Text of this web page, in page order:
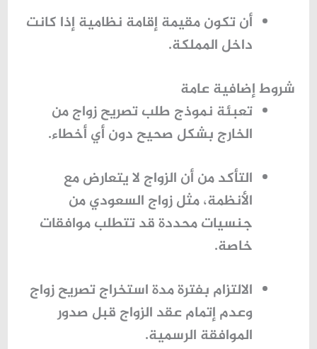
أن تكون مقيمة إقامة نظامية إذا كانت
داخل المملكة.
شروط إضافية عامة
تعبئة نموذج طلب تصريح زواج من
الخارج بشكل صحيح دون أي أخطاء.
التأكد من أن الزواج لا يتعارض مع
الأنظمة، مثل زواج السعودي من
جنسيات محددة قد تتطلب موافقات
خاصة.
الالتزام بفترةمدة استخراج تصريح زواج
وعدم إتمام عقد الزواج قبل صدور
الموافقة الرسمية.